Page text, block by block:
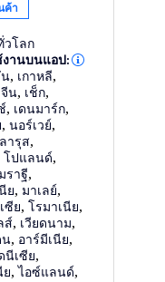
ค้า
วโลก
งานบนแอป:
, เกาหลี,
จีน, เช็ก,
, เดนมาร์ก,
,นอร์เวย์,
ารุส,
โปแลนด์,
ราฐี,
ย,มาเลย์,
ซีย,โรมาเนีย,
ส์, เวียดนาม,
น, อาร์มีเนีย,
นีเซีย,
ย,ไอซ์แลนด์,